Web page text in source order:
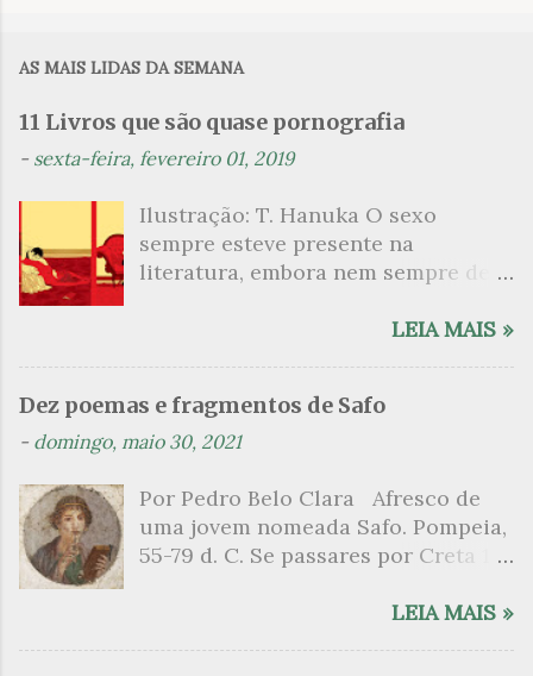
n
t
i
o
AS MAIS LIDAS DA SEMANA
11 Livros que são quase pornografia
- sexta-feira, fevereiro 01, 2019
Ilustração: T. Hanuka O sexo
sempre esteve presente na
literatura, embora nem sempre de
que mergulharam em sua própria
psicanalítico e findaram por revelar
a partir dessa intimidade o lado
apresenta um conjunto de livros
nos quais os escritores se
desnudam, livros que dispensam o
tom. Christine Angot, até o presente
uma romancista francesa quase
LEIA MAIS »
Dez poemas e fragmentos de Safo
- domingo, maio 30, 2021
Por Pedro Belo Clara Afresco de
uma jovem nomeada Safo. Pompeia,
55-79 d. C. Se passares por Creta 1
grato é o pomar de macieiras e do
LEIA MAIS »